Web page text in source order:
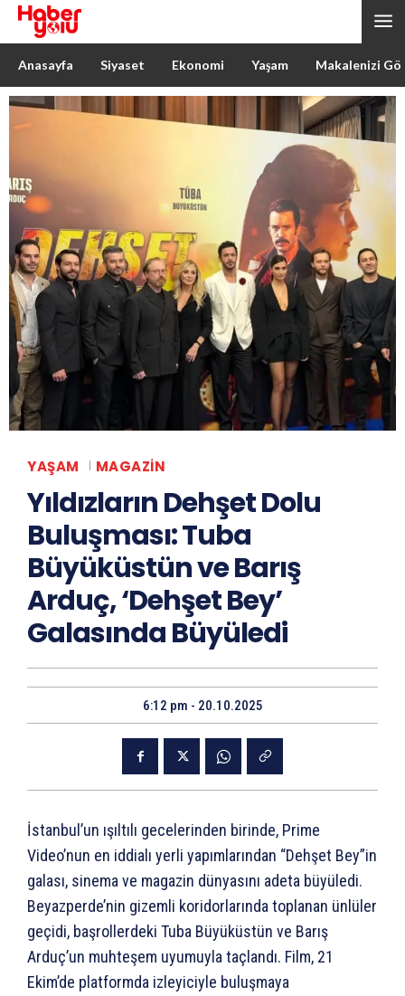
Anasayfa Siyaset Ekonomi Yaşam Makalenizi
YAŞAM MAGAZIN
Yıldızların Dehşet Dolu
Buluşması: Tuba
Büyüküstün ve Barış
Arduç, ‘Dehşet Bey’
Galasında Büyüledi
6:12 pm - 20.10.2025
İstanbul’un ışıltılı gecelerinden birinde, Prime
Video’nun en iddialı yerli yapımlarından “Dehşet Bey”in
galası, sinema ve magazin dünyasını adeta büyüledi.
Beyazperde’nin gizemli koridorlarında toplanan ünlüler
geçidi, başrollerdeki Tuba Büyüküstün ve Barış
Arduç’un muhteşem uyumuyla taçlandı. Film, 21
Ekim’de platformda izleyiciyle buluşmaya